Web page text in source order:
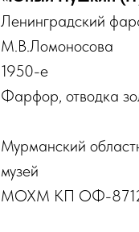
Ленинградский
М.В.Ломоносова
1950-е
Фарфор, отводка
Мурманский
музей
МОХМ КП ОФ-